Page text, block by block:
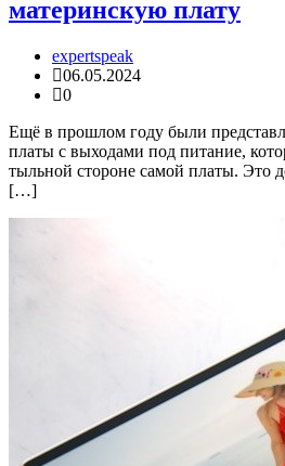
материнскую плату
expertspeak
06.05.2024
0
Ещё в прошлом году были
платы с выходами под питание,
тыльной стороне самой платы. Это
[…]